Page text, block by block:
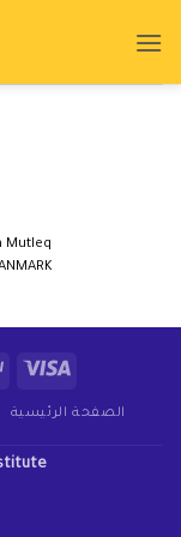
Mutleq
الصفحة الرئيسية